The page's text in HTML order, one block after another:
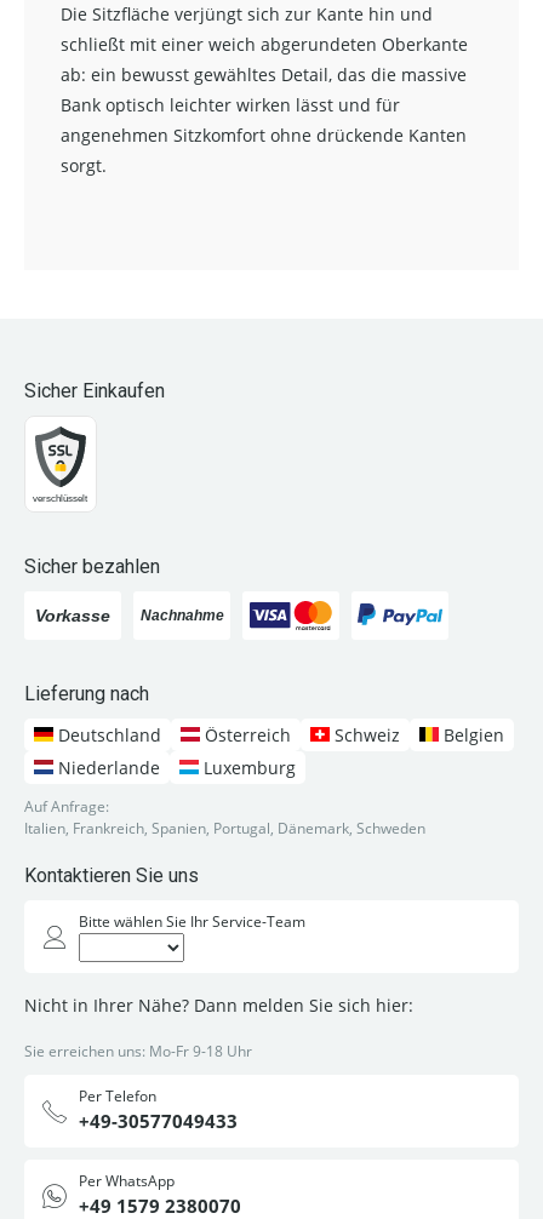
Die Sitzfläche verjüngt sich zur Kante hin und
schließt mit einer weich abgerundeten Oberkante
ab: ein bewusst gewähltes Detail, das die massive
Bank optisch leichter wirken lässt und für
angenehmen Sitzkomfort ohne drückende Kanten
sorgt.
Sicher Einkaufen
Sicher bezahlen
Lieferung nach
Deutschland
Österreich Schweiz
Belgien
Niederlande
Luxemburg
Auf Anfrage:
Italien, Frankreich, Spanien, Portugal, Dänemark, Schweden
Kontaktieren Sie uns
Bitte wählen Sie Ihr Service-Team
Nicht in Ihrer Nähe? Dann melden Sie sich hier:
Sie erreichen uns: Mo-Fr 9-18 Uhr
Per Telefon
+49-30577049433
Per WhatsApp
+49 1579 2380070